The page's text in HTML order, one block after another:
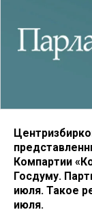
Компартии
Госдуму.
июля. Такое
июля.